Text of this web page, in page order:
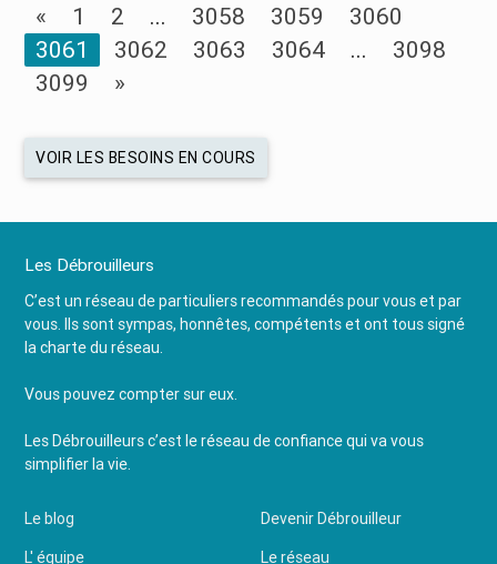
« 1 2 ... 3058 3059
3060
3061
3062 3063 3064 ...
3098
3099
»
VOIR LES BESOINS EN COURS
Les Débrouilleurs
C’est un réseau de particuliers recommandés pour vous et par
vous. Ils sont sympas, honnêtes, compétents et ont tous signé
la charte du réseau.
Vous pouvez compter sur eux.
Les Débrouilleurs c’est le réseau de confiance qui va vous
simplifier la vie.
Le blog
L' équipe
Devenir Débrouilleur
Le réseau